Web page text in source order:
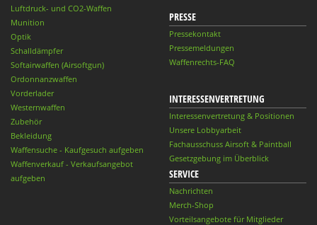
Luftdruck- und CO2-Waffen
Munition
Optik
Schalldämpfer
Softairwaffen (Airsoftgun)
Ordonnanzwaffen
Vorderlader
Westernwaffen
Zubehör
Bekleidung
Waffensuche - Kaufgesuch aufgeben
Waffenverkauf - Verkaufsangebot
aufgeben
PRESSE
Pressekontakt
Pressemeldungen
Waffenrechts-FAQ
INTERESSENVERTRETUNG
Interessenvertretung & Positionen
Unsere Lobbyarbeit
Fachausschuss Airsoft & Paintball
Gesetzgebung im Überblick
SERVICE
Nachrichten
Merch-Shop
Vorteilsangebote für Mitglieder